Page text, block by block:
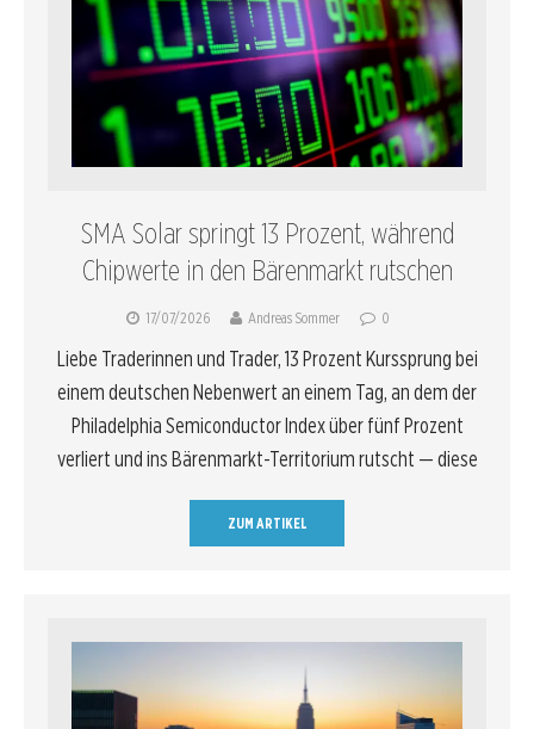
SMA Solar springt 13 Prozent, während
Chipwerte in den Bärenmarkt rutschen
17/07/2026 Andreas Sommer 0
Liebe Traderinnen und Trader, 13 Prozent Kurssprung bei
einem deutschen Nebenwert an einem Tag, an dem der
Philadelphia Semiconductor Index über fünf Prozent
verliert und ins Bärenmarkt-Territorium rutscht — diese
ZUM ARTIKEL